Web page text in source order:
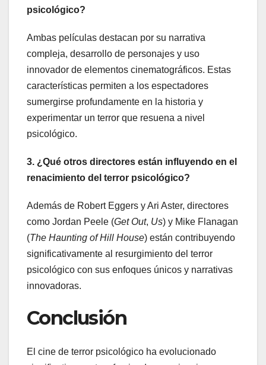
psicológico?
Ambas películas destacan por su narrativa
compleja, desarrollo de personajes y uso
innovador de elementos cinematográficos. Estas
características permiten a los espectadores
sumergirse profundamente en la historia y
experimentar un terror que resuena a nivel
psicológico.
3. ¿Qué otros directores están influyendo en el
renacimiento del terror psicológico?
Además de Robert Eggers y Ari Aster, directores
como Jordan Peele (Get Out, Us) y Mike Flanagan
(The Haunting of Hill House) están contribuyendo
significativamente al resurgimiento del terror
psicológico con sus enfoques únicos y narrativas
innovadoras.
Conclusión
El cine de terror psicológico ha evolucionado